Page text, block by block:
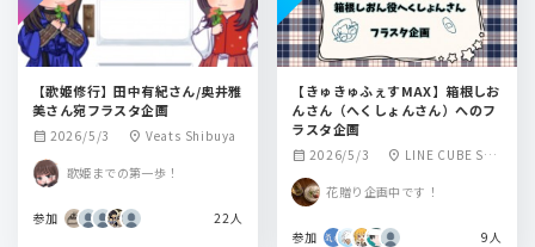
【歌姫修行】田中有紀さん/奥井雅
美さん宛フラスタ企画
calendar_month 2026/5/3 location_on Veats Shibuya
歌姫までの第一歩！
参加 22人
【きゅきゅふぇすMAX】箱根しお
んさん（へくしょんさん）へのフ
ラスタ企画
calendar_month 2026/5/3 location_on LINE CUBE SHI
堂）
花贈り企画中です！
参加 9人